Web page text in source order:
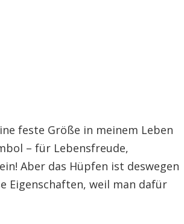
feste Größe in meinem Leben
– für Lebensfreude,
Aber das Hüpfen ist deswegen
Eigenschaften, weil man dafür